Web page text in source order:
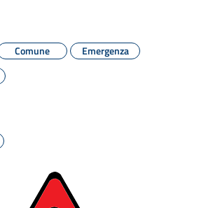
Comune
Emergenza